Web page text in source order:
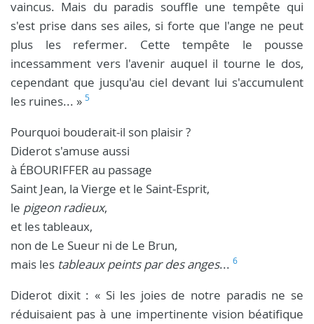
vaincus. Mais du paradis souffle une tempête qui
s'est prise dans ses ailes, si forte que l'ange ne peut
plus les refermer. Cette tempête le pousse
incessamment vers l'avenir auquel il tourne le dos,
cependant que jusqu'au ciel devant lui s'accumulent
les ruines... » 5
Pourquoi bouderait-il son plaisir ?
Diderot s'amuse aussi
à ÉBOURIFFER au passage
Saint Jean, la Vierge et le Saint-Esprit,
le pigeon radieux,
et les tableaux,
non de Le Sueur ni de Le Brun,
mais les tableaux peints par des anges... 6
Diderot dixit : « Si les joies de notre paradis ne se
réduisaient pas à une impertinente vision béatifique